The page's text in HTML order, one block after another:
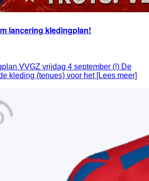
lancering kledingplan!
VVGZ vrijdag 4 september (!) De
kleding (tenues) voor het [Lees meer]